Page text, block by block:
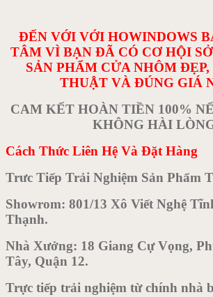
ĐẾN VỚI VỚI HOWINDOWS
TÂM VÌ BẠN ĐÃ CÓ CƠ HỘI
SẢN PHẨM CỬA NHÔM
THUẬT VÀ ĐÚNG GIÁ
CAM KẾT HOÀN TIỀN 100%
KHÔNG HÀI
Cách Thức Liên Hệ Và Đặt Hàng
Trưc Tiếp Trải Nghiệm Sản Phẩm
Showrom: 801/13 Xô Viết Nghệ
Thạnh.
Nhà Xưởng: 18 Giang Cự Vọng,
Tây, Quận 12.
Trực tiếp trải nghiệm từ chính nhà